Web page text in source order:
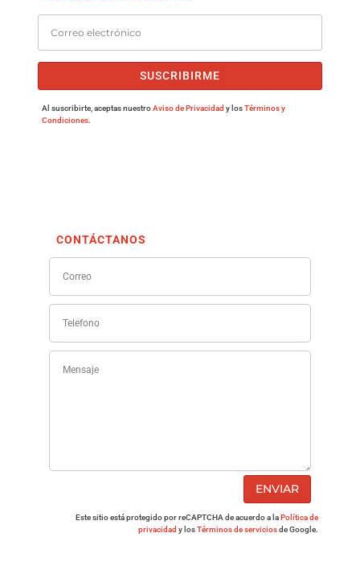
SUSCRIBIRME
Al suscribirte, aceptas nuestroAviso de Privacidad y losTérminos y
Condiciones.
CONTÁCTANOS
ENVIAR
Este sitio está protegido por reCAPTCHA de acuerdo a laPolítica de
privacidad y losTérminos de serviciosde Google.